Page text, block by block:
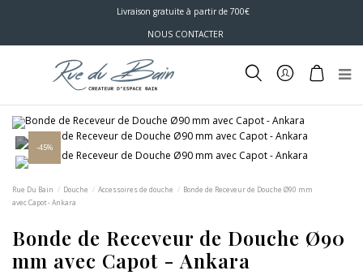
Livraison gratuite à partir de 700€
NOUS CONTACTER
-45%
Rue Du Bain Douche Accessoires de douche
Bonde de Receveur de Douche Ø90 mm
avec Capot - Ankara
Bonde de Receveur de Douche Ø90
mm avec Capot - Ankara